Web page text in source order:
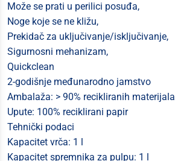
Može se prati u perilici posuđa,
Noge koje se ne kližu,
Prekidač za uključivanje/isključivanje,
Sigurnosni mehanizam,
Quickclean
2-godišnje međunarodno jamstvo
Ambalaža: > 90% recikliranih materijala
Upute: 100% reciklirani papir
Tehnički podaci
Kapacitet vrča: 1 l
Kapacitet spremnika za pulpu: 1 l